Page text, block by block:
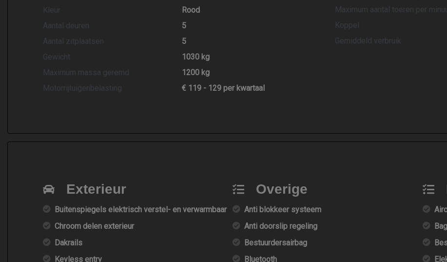
Kleur
Rood
Aantal deuren
5
Aantal zitplaatsen
5
Gewicht
1030 kg
Maximum massa geremd
1200 kg
Motorrijtuigenbelasting
€ 119 - 129 per kwartaal
Maximum aantal toeren per
Koppel
Gemiddeld verbruik
Exterieur
Buitenspiegels elektrisch verstel- en verwarmbaar
Chroom delen exterieur
Dakrails
Keyless entry
Overige
Anti blokkeer systeem
Anti doorslip regeling
Bestuurdersairbag
Bluetooth